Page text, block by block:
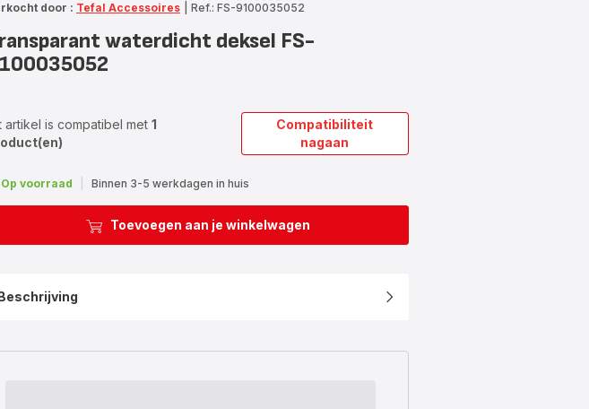
door : Tefal Accessoires Ref.: FS-9100035052
waterdicht deksel FS-
artikel is compatibel met 1
Compatibiliteit
nagaan
Op voorraad Binnen 3-5 werkdagen in huis
Toevoegen aan je winkelwagen